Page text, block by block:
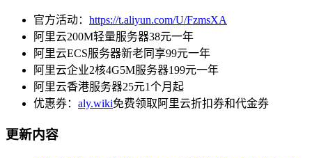
官方活动： https://t.aliyun.com/U/FzmsXA
阿里云200M轻量服务器38元一年
阿里云ECS服务器新老同享99元一年
阿里云企业2核4G5M服务器199元一年
阿里云香港服务器25元1个月起
优惠券： aly.wiki免费领取阿里云折扣券和代金券
更新内容